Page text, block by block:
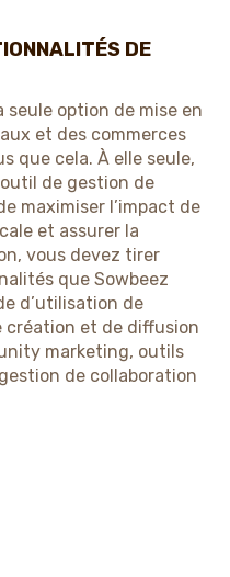
DE
seule option de mise en
et des commerces
que cela. À elle seule,
de gestion de
maximiser l’impact de
et assurer la
vous devez tirer
que Sowbeez
d’utilisation de
création et de diffusion
marketing, outils
de collaboration